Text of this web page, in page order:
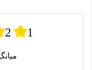
2 1